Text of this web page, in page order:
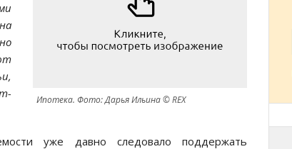
Ипотека. Фото: Дарья Ильина © REX
уже давно следовало поддержать